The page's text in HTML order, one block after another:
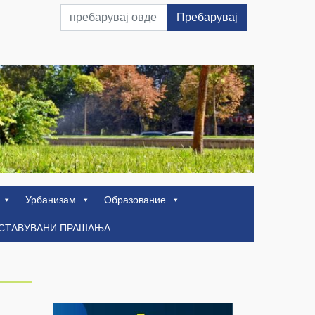
Пребарувај
Урбанизам
Образование
ПРАШАЊА